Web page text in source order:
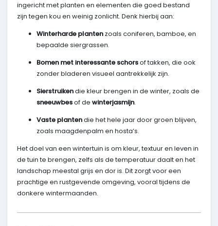
ingericht met planten en elementen die goed bestand
zijn tegen kou en weinig zonlicht. Denk hierbij aan:
Winterharde planten zoals coniferen, bamboe, en
bepaalde siergrassen.
Bomen met interessante schorsof takken, die ook
zonder bladeren visueel aantrekkelijk zijn.
Sierstruikendie kleur brengen in de winter, zoals de
sneeuwbesof de winterjasmijn.
Vaste plantendie het hele jaar door groen blijven,
zoals maagdenpalm en hosta’s.
Het doel van een wintertuin is om kleur, textuur en leven in
de tuin te brengen, zelfs als de temperatuur daalt en het
landschap meestal grijs en dor is. Dit zorgt voor een
prachtige en rustgevende omgeving, vooral tijdens de
donkere wintermaanden.